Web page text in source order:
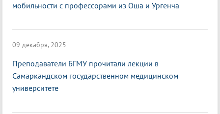
мобильности с профессорами из Оша и Ургенча
09 декабря, 2025
Преподаватели БГМУ прочитали лекции в
Самаркандском государственном медицинском
университете